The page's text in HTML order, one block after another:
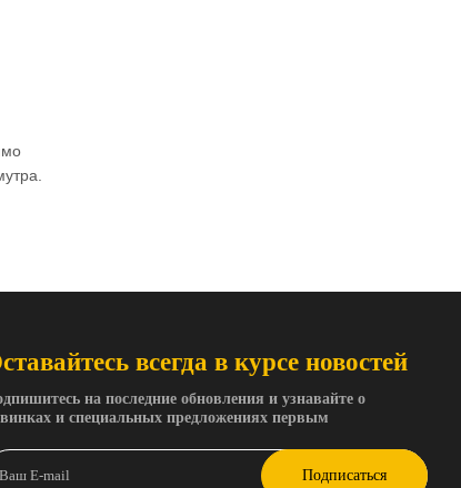
всегда в курсе новостей
на последние обновления и узнавайте о
и специальных предложениях первым
Подписаться